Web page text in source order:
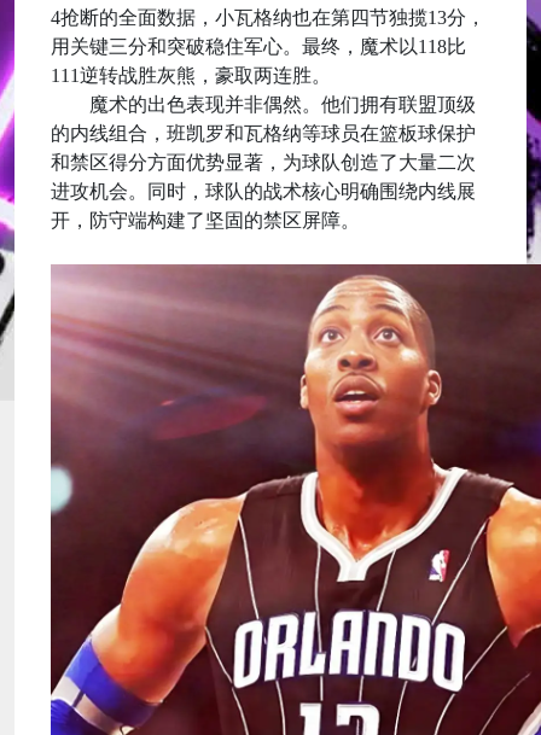
4抢断的全面数据，小瓦格纳也在第四节独揽13分，
用关键三分和突破稳住军心。最终，魔术以118比
111逆转战胜灰熊，豪取两连胜。
魔术的出色表现并非偶然。他们拥有联盟顶级
的内线组合，班凯罗和瓦格纳等球员在篮板球保护
和禁区得分方面优势显著，为球队创造了大量二次
进攻机会。同时，球队的战术核心明确围绕内线展
开，防守端构建了坚固的禁区屏障。